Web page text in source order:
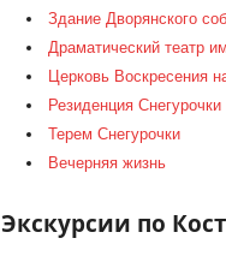
Здание Дворянского
Драматический театр
Церковь Воскресения
Резиденция Снегурочки
Терем Снегурочки
Вечерняя жизнь
Экскурсии по